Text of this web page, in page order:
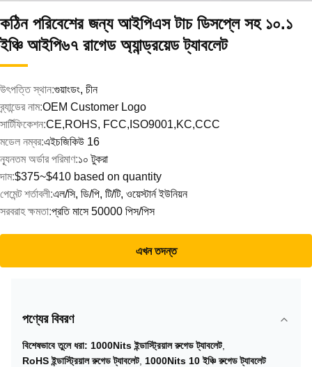
কঠিন পরিবেশের জন্য আইপিএস টাচ ডিসপ্লে সহ ১০.১
ইঞ্চি আইপি৬৭ রাগেড অ্যান্ড্রয়েড ট্যাবলেট
উৎপত্তি স্থান:গুয়াংডং, চীন
ব্র্যান্ডের নাম:OEM Customer Logo
সার্টিফিকেশন:CE,ROHS, FCC,ISO9001,KC,CCC
মডেল নম্বর:এইচজিকিউ 16
ন্যূনতম অর্ডার পরিমাণ:১০ টুকরা
দাম:$375~$410 based on quantity
পেমেন্ট শর্তাবলী:এল/সি, ডি/পি, টি/টি, ওয়েস্টার্ন ইউনিয়ন
সরবরাহ ক্ষমতা:প্রতি মাসে 50000 পিস/পিস
এখন তদন্ত
পণ্যের বিবরণ
বিশেষভাবে তুলে ধরা: 1000Nits ইন্ডাস্ট্রিয়াল রুগেড ট্যাবলেট,
RoHS ইন্ডাস্ট্রিয়াল রুগেড ট্যাবলেট, 1000Nits 10 ইঞ্চি রুগেড ট্যাবলেট